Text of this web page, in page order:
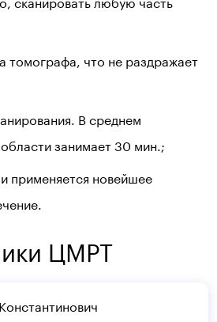
томографа, что не раздражает
В среднем
занимает 30 мин.;
применяется новейшее
ЦМРТ